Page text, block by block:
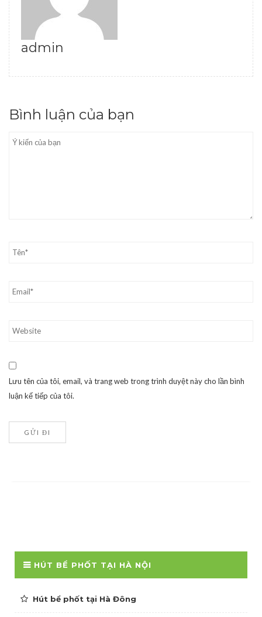
admin
Bình luận của bạn
Lưu tên của tôi, email, và trang web trong trình duyệt này cho lần bình
luận kế tiếp của tôi.
HÚT BỂ PHỐT TẠI HÀ NỘI
Hút bể phốt tại Hà Đông